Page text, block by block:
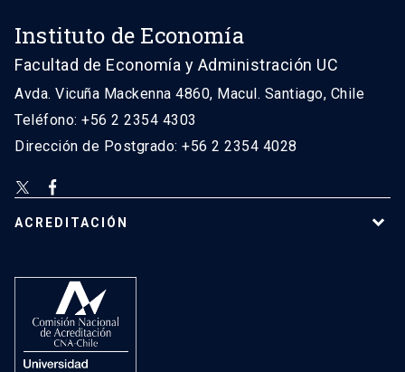
Instituto de Economía
Facultad de Economía y Administración UC
Avda. Vicuña Mackenna 4860, Macul. Santiago, Chile
Teléfono: +56 2 2354 4303
Dirección de Postgrado: +56 2 2354 4028
ACREDITACIÓN